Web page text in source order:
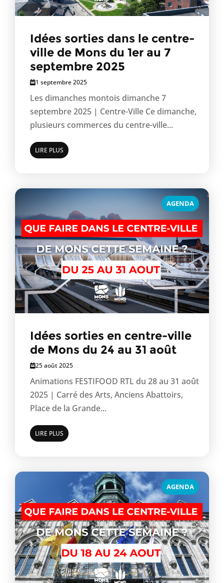
Idées sorties dans le centre-
ville de Mons du 1er au 7
septembre 2025
1 septembre 2025
Les dimanches montois dimanche 7
septembre 2025 | Centre-Ville Ce dimanche,
plusieurs commerces du centre-ville...
LIRE PLUS
AGENDA
Idées sorties en centre-ville
de Mons du 24 au 31 août
25 août 2025
Animations FESTIFOOD RTL du 28 au 31 août
2025 | Carré des Arts, Anciens Abattoirs,
Place de la Grande...
LIRE PLUS
AGENDA